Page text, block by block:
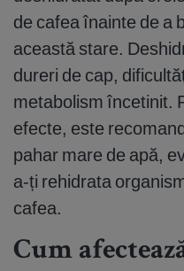
de cafea înainte de a
această stare.
dureri de cap,
metabolism încetinit.
efecte, este
pahar mare de apă,
a-ți rehidrata
cafea.
Cum